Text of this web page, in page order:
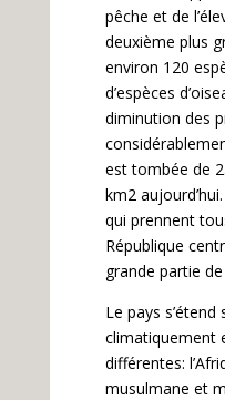
pêche et de
deuxième plus
environ 120
d’espèces
diminution des
est tombée de
km2
qui prennent
République
grande partie de
Le pays
climatiquement
différentes:
musulmane et